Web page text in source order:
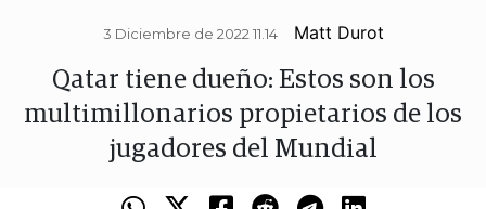
3 Diciembre de 2022 11.14 Matt Durot
Qatar tiene dueño: Estos son los
multimillonarios propietarios de los
jugadores del Mundial